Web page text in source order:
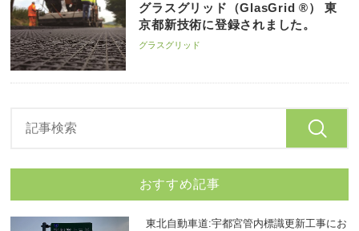
グラスグリッド（GlasGrid ®） 東
京都新技術に登録されました。
グラスグリッド
おすすめ記事
東北自動車道:宇都宮管内標識更新工事にお